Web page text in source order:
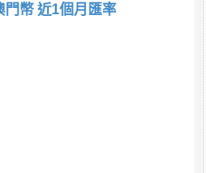
門幣 近1個月匯率